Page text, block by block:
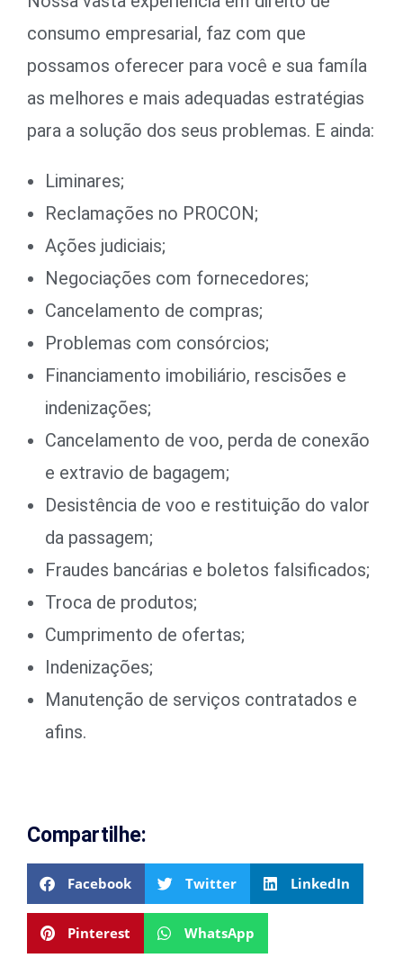
consumo empresarial, faz com que
possamos oferecer para você e sua famíla
as melhores e mais adequadas estratégias
para a solução dos seus problemas. E ainda:
Liminares;
Reclamações no PROCON;
Ações judiciais;
Negociações com fornecedores;
Cancelamento de compras;
Problemas com consórcios;
Financiamento imobiliário, rescisões e
indenizações;
Cancelamento de voo, perda de conexão
e extravio de bagagem;
Desistência de voo e restituição do valor
da passagem;
Fraudes bancárias e boletos falsificados;
Troca de produtos;
Cumprimento de ofertas;
Indenizações;
Manutenção de serviços contratados e
afins.
Compartilhe:
Facebook Twitter LinkedIn
Pinterest WhatsApp